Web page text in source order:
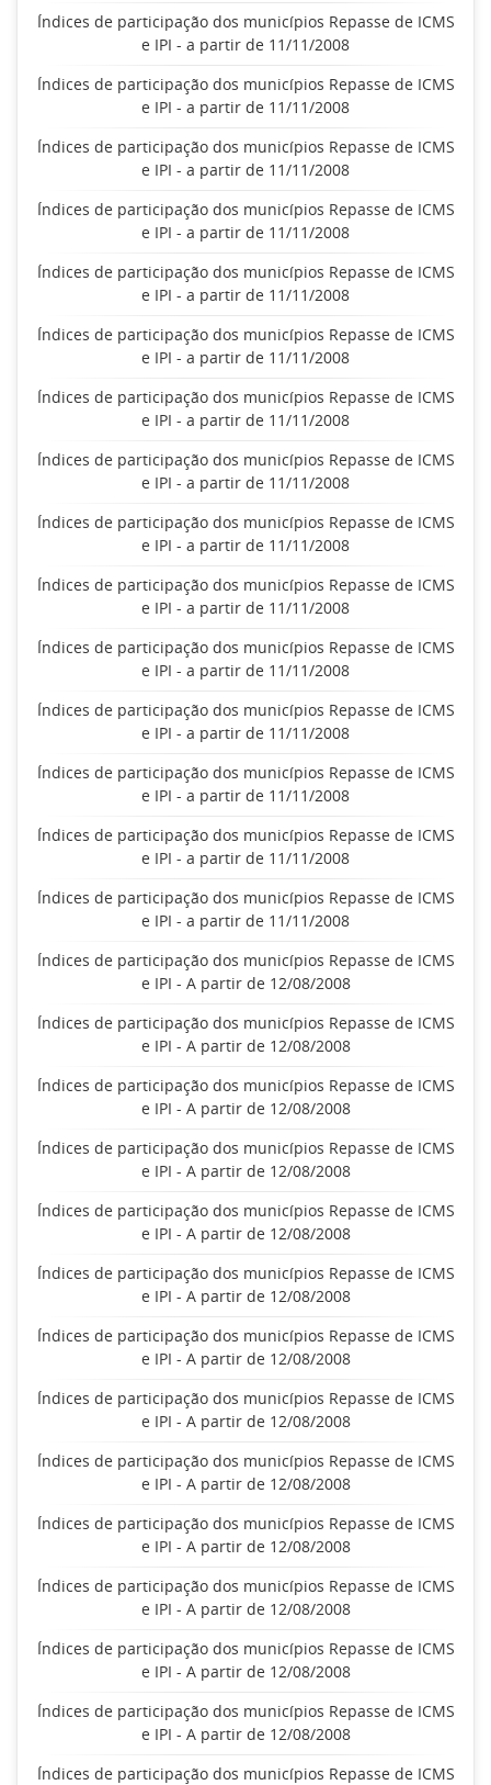
Índices de participação dos municípios Repasse de ICMS
e IPI - a partir de 11/11/2008
Índices de participação dos municípios Repasse de ICMS
e IPI - a partir de 11/11/2008
Índices de participação dos municípios Repasse de ICMS
e IPI - a partir de 11/11/2008
Índices de participação dos municípios Repasse de ICMS
e IPI - a partir de 11/11/2008
Índices de participação dos municípios Repasse de ICMS
e IPI - a partir de 11/11/2008
Índices de participação dos municípios Repasse de ICMS
e IPI - a partir de 11/11/2008
Índices de participação dos municípios Repasse de ICMS
e IPI - a partir de 11/11/2008
Índices de participação dos municípios Repasse de ICMS
e IPI - a partir de 11/11/2008
Índices de participação dos municípios Repasse de ICMS
e IPI - a partir de 11/11/2008
Índices de participação dos municípios Repasse de ICMS
e IPI - a partir de 11/11/2008
Índices de participação dos municípios Repasse de ICMS
e IPI - a partir de 11/11/2008
Índices de participação dos municípios Repasse de ICMS
e IPI - a partir de 11/11/2008
Índices de participação dos municípios Repasse de ICMS
e IPI - a partir de 11/11/2008
Índices de participação dos municípios Repasse de ICMS
e IPI - a partir de 11/11/2008
Índices de participação dos municípios Repasse de ICMS
e IPI - a partir de 11/11/2008
Índices de participação dos municípios Repasse de ICMS
e IPI - A partir de 12/08/2008
Índices de participação dos municípios Repasse de ICMS
e IPI - A partir de 12/08/2008
Índices de participação dos municípios Repasse de ICMS
e IPI - A partir de 12/08/2008
Índices de participação dos municípios Repasse de ICMS
e IPI - A partir de 12/08/2008
Índices de participação dos municípios Repasse de ICMS
e IPI - A partir de 12/08/2008
Índices de participação dos municípios Repasse de ICMS
e IPI - A partir de 12/08/2008
Índices de participação dos municípios Repasse de ICMS
e IPI - A partir de 12/08/2008
Índices de participação dos municípios Repasse de ICMS
e IPI - A partir de 12/08/2008
Índices de participação dos municípios Repasse de ICMS
e IPI - A partir de 12/08/2008
Índices de participação dos municípios Repasse de ICMS
e IPI - A partir de 12/08/2008
Índices de participação dos municípios Repasse de ICMS
e IPI - A partir de 12/08/2008
Índices de participação dos municípios Repasse de ICMS
e IPI - A partir de 12/08/2008
Índices de participação dos municípios Repasse de ICMS
e IPI - A partir de 12/08/2008
Índices de participação dos municípios Repasse de ICMS